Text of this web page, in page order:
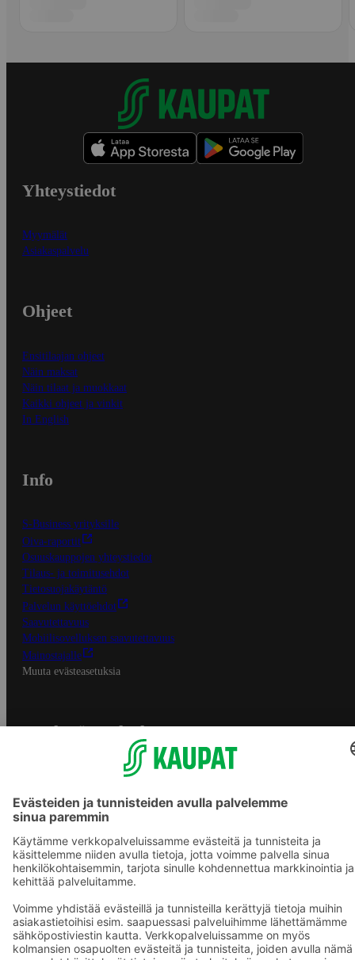
Yhteystiedot
Myymälät
Asiakaspalvelu
Ohjeet
Ensitilaajan ohjeet
Näin maksat
Näin tilaat ja muokkaat
Kaikki ohjeet ja vinkit
In English
Info
S-Business yrityksille
Oiva-raportit
Osuuskauppojen yhteystiedot
Tilaus- ja toimitusehdot
Tietosuojakäytäntö
Palvelun käyttöehdot
Saavutettavuus
Mobiilisovelluksen saavutettavuus
Mainostajalle
Muuta evästeasetuksia
S-ryhmän palvelut
Asiakasomistajuus
Yhteishyvä Ruoka -sovellus
Prisma.fi
Sokos.fi
S-Pankki
Sokos Hotels
Raflaamo